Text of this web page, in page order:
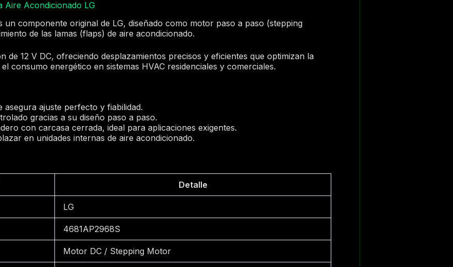
Aire Acondicionado LG
un componente original de LG, diseñado como motor paso a paso (stepping
de las lamas (flaps) de aire acondicionado.
de 12 V DC, ofreciendo desplazamientos precisos y eficientes que optimizan la
consumo energético en sistemas HVAC residenciales y comerciales.
asegura ajuste perfecto y fiabilidad.
gracias a su diseño paso a paso.
con carcasa cerrada, ideal para aplicaciones exigentes.
en unidades internas de aire acondicionado.
Detalle
LG
4681AP2968S
Motor DC / Stepping Motor